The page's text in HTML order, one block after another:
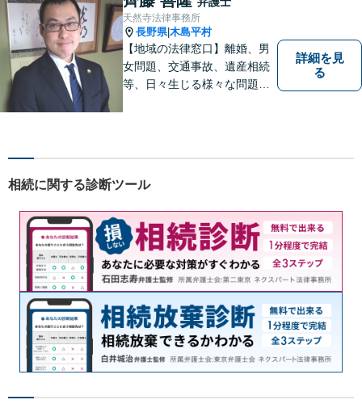
天然寺法律事務所
長野県|木島平村
【地域の法律窓口】離婚、男
女問題、交通事故、遺産相続
等、日々生じる様々な問題に
詳細を見
る
相続に関する診断ツール